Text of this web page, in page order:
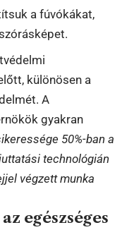
a fúvókákat,
különösen a
A
gyakran
50%-ban a
technológián
végzett munka
egészséges